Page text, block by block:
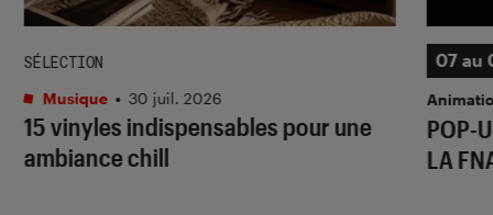
15 vinyles indispensables pour une
ambiance chill
SÉLECTION
Musique • 30 juil. 2026
POP-
LA
07 au